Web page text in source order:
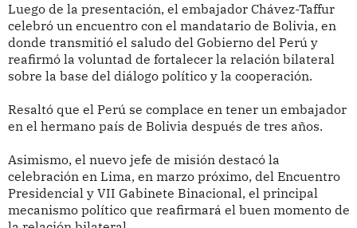
Luego de la presentación, el embajador Chávez-Taffur
celebró un encuentro con el mandatario de Bolivia, en
donde transmitió el saludo del Gobierno del Perú y
reafirmó la voluntad de fortalecer la relación bilateral
sobre la base del diálogo político y la cooperación.
Resaltó que el Perú se complace en tener un embajador
en el hermano país de Bolivia después de tres años.
Asimismo, el nuevo jefe de misión destacó la
celebración en Lima, en marzo próximo, del Encuentro
Presidencial y VII Gabinete Binacional, el principal
mecanismo político que reafirmará el buen momento de